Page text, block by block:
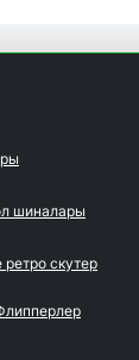
шиналары
скутер